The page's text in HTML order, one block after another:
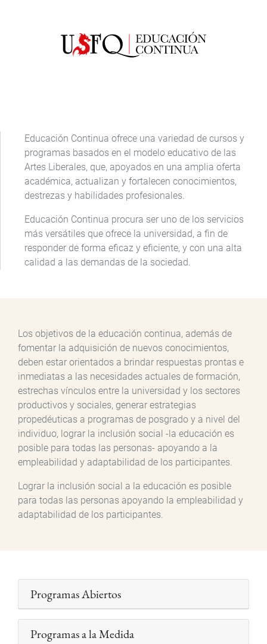
Educación Continua ofrece una variedad de cursos y
programas basados en el modelo educativo de las
Artes Liberales, que, apoyados en una amplia oferta
académica, actualizan y fortalecen conocimientos,
destrezas y habilidades profesionales.
Educación Continua procura ser uno de los servicios
más versátiles que ofrece la universidad, a fin de
responder de forma eficaz y eficiente, y con una alta
calidad a las demandas de la sociedad.
Los objetivos de la educación continua, además de
fomentar la adquisición de nuevos conocimientos,
deben estar orientados a brindar respuestas prontas e
inmediatas a las necesidades actuales de formación,
estrechas vínculos entre la universidad y los sectores
productivos y sociales, generar estrategias
propedéuticas a programas de posgrado y a nivel del
individuo, lograr la inclusión social -la educación es
posible para todas las personas- apoyando a la
empleabilidad y adaptabilidad de los participantes.
Lograr la inclusión social a la educación es posible
para todas las personas apoyando la empleabilidad y
adaptabilidad de los participantes.
Programas Abiertos
Programas a la Medida